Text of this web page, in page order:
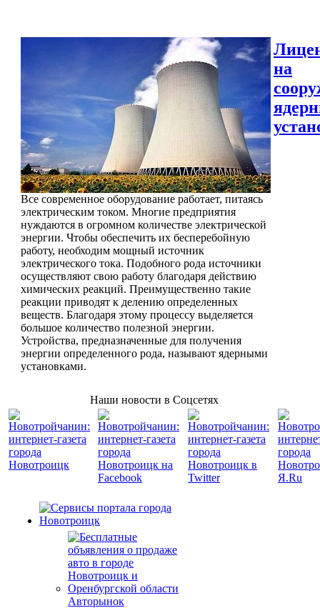
Все современное оборудование работает, питаясь
электрическим током. Многие предприятия
нуждаются в огромном количестве электрической
энергии. Чтобы обеспечить их бесперебойную
работу, необходим мощный источник
электрического тока. Подобного рода источники
осуществляют свою работу благодаря действию
химических реакций. Преимущественно такие
реакции приводят к делению определенных
веществ. Благодаря этому процессу выделяется
большое количество полезной энергии.
Устройства, предназначенные для получения
энергии определенного рода, называют ядерными
установками.
на
Наши новости в Соцсетях
Авторынок